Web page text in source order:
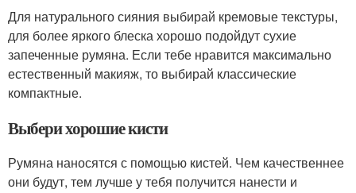
Для натурального сияния выбирай кремовые текстуры,
для более яркого блеска хорошо подойдут сухие
запеченные румяна. Если тебе нравится максимально
естественный макияж, то выбирай классические
компактные.
Выбери хорошие кисти
Румяна наносятся с помощью кистей. Чем качественнее
они будут, тем лучше у тебя получится нанести и